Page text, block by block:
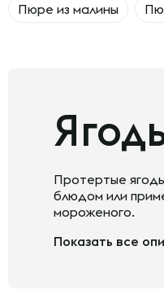
Пюре из малины
Протертые
блюдом или
мороженого.
Показать все